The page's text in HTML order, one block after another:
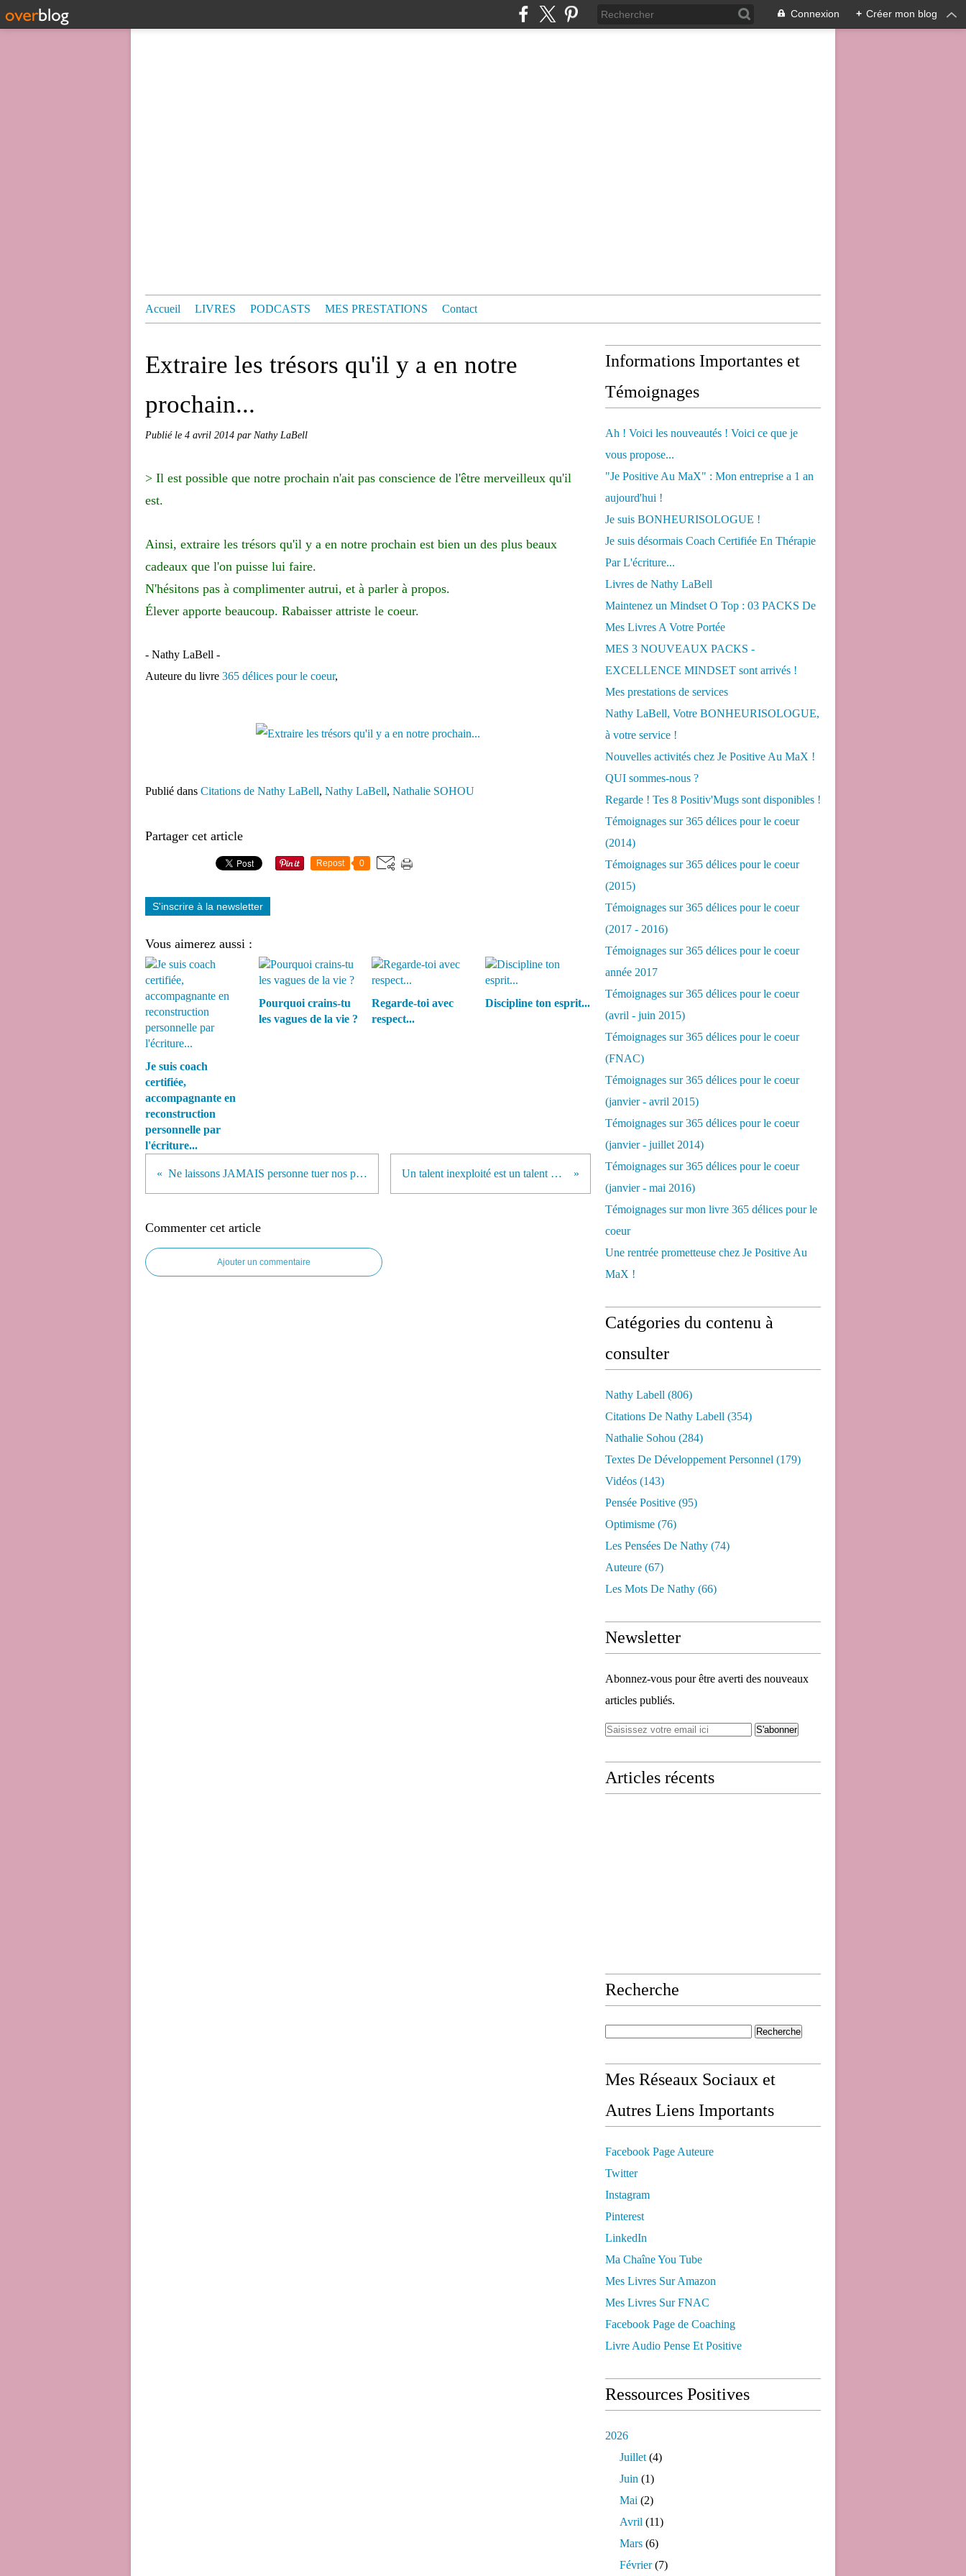
Connexion + Créer mon blog
Accueil LIVRES PODCASTS MES PRESTATIONS Contact
Extraire les trésors qu'il y a en notre
prochain...
Publié le 4 avril 2014 par Nathy LaBell
> Il est possible que notre prochain n'ait pas conscience de l'être merveilleux qu'il
est.
Ainsi, extraire les trésors qu'il y a en notre prochain est bien un des plus beaux
cadeaux que l'on puisse lui faire.
N'hésitons pas à complimenter autrui, et à parler à propos.
Élever apporte beaucoup. Rabaisser attriste le coeur.
- Nathy LaBell -
Auteure du livre 365 délices pour le coeur,
Publié dans Citations de Nathy LaBell, Nathy LaBell, Nathalie SOHOU
Partager cet article
Repost 0
S'inscrire à la newsletter
Vous aimerez aussi :
Je suis coach
certifiée,
accompagnante en
reconstruction
personnelle par
l'écriture...
Pourquoi crains-tu
les vagues de la vie ?
Regarde-toi avec
respect...
Discipline ton esprit...
Ne laissons JAMAIS personne tuer nos projets... Un talent inexploité est un talent gâché...
Commenter cet article
Ajouter un commentaire
Informations Importantes et
Témoignages
Ah ! Voici les nouveautés ! Voici ce que je
vous propose...
"Je Positive Au MaX" : Mon entreprise a 1 an
aujourd'hui !
Je suis BONHEURISOLOGUE !
Je suis désormais Coach Certifiée En Thérapie
Par L'écriture...
Livres de Nathy LaBell
Maintenez un Mindset O Top : 03 PACKS De
Mes Livres A Votre Portée
MES 3 NOUVEAUX PACKS -
EXCELLENCE MINDSET sont arrivés !
Mes prestations de services
Nathy LaBell, Votre BONHEURISOLOGUE,
à votre service !
Nouvelles activités chez Je Positive Au MaX !
QUI sommes-nous ?
Regarde ! Tes 8 Positiv'Mugs sont disponibles !
Témoignages sur 365 délices pour le coeur
(2014)
Témoignages sur 365 délices pour le coeur
(2015)
Témoignages sur 365 délices pour le coeur
(2017 - 2016)
Témoignages sur 365 délices pour le coeur
année 2017
Témoignages sur 365 délices pour le coeur
(avril - juin 2015)
Témoignages sur 365 délices pour le coeur
(FNAC)
Témoignages sur 365 délices pour le coeur
(janvier - avril 2015)
Témoignages sur 365 délices pour le coeur
(janvier - juillet 2014)
Témoignages sur 365 délices pour le coeur
(janvier - mai 2016)
Témoignages sur mon livre 365 délices pour le
coeur
Une rentrée prometteuse chez Je Positive Au
MaX !
Catégories du contenu à
consulter
Nathy Labell (806)
Citations De Nathy Labell (354)
Nathalie Sohou (284)
Textes De Développement Personnel (179)
Vidéos (143)
Pensée Positive (95)
Optimisme (76)
Les Pensées De Nathy (74)
Auteure (67)
Les Mots De Nathy (66)
Newsletter
Abonnez-vous pour être averti des nouveaux
articles publiés.
Articles récents
Recherche
Mes Réseaux Sociaux et
Autres Liens Importants
Facebook Page Auteure
Twitter
Instagram
Pinterest
LinkedIn
Ma Chaîne You Tube
Mes Livres Sur Amazon
Mes Livres Sur FNAC
Facebook Page de Coaching
Livre Audio Pense Et Positive
Ressources Positives
2026
Juillet (4)
Juin (1)
Mai (2)
Avril (11)
Mars (6)
Février(7)